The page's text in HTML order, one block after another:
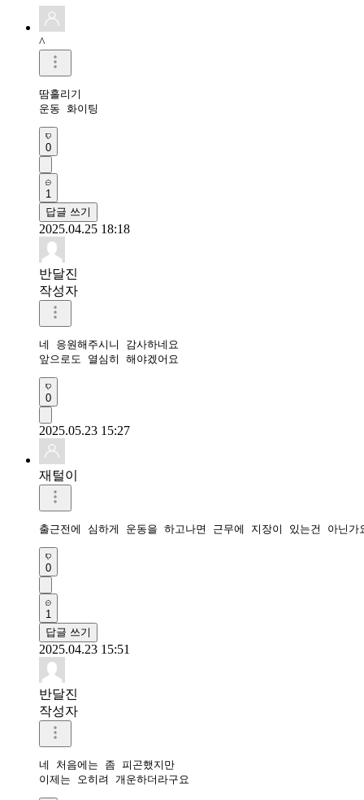
^
땀흘리기
운동 화이팅
0
1
답글 쓰기
2025.04.25 18:18
반달진
작성자
네 응원해주시니 감사하네요
앞으로도 열심히 해야겠어요
0
2025.05.23 15:27
재털이
출근전에 심하게 운동을 하고나면 근무에 지장이 있는건 아닌가
0
1
답글 쓰기
2025.04.23 15:51
반달진
작성자
네 처음에는 좀 피곤했지만
이제는 오히려 개운하더라구요